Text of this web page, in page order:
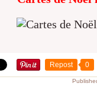
Repost 0